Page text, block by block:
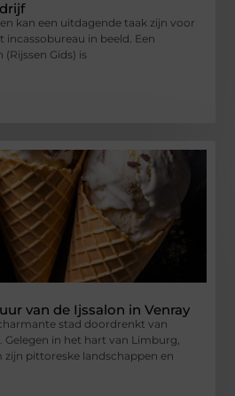
kan een uitdagende taak zijn voor
in beeld. Een
(Rijssen Gids) is
van de Ijssalon in Venray
stad doordrenkt van
Gelegen in het hart van Limburg,
zijn pittoreske landschappen en